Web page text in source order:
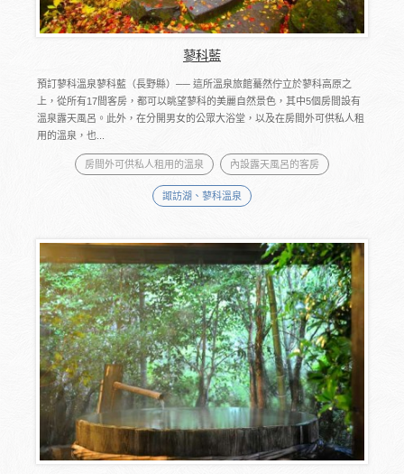
蓼科藍
預訂蓼科溫泉蓼科藍（長野縣）── 這所溫泉旅館驀然佇立於蓼科高原之
上，從所有17間客房，都可以眺望蓼科的美麗自然景色，其中5個房間設有
溫泉露天風呂。此外，在分開男女的公眾大浴堂，以及在房間外可供私人租
用的溫泉，也...
房間外可供私人租用的溫泉 內設露天風呂的客房
諏訪湖、蓼科溫泉